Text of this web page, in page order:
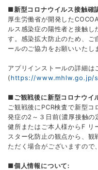
■新型コロナウイルス接触確
厚生労働省が開発した
ルス感染症の陽性者と接触
す。感染拡大防止のため、
ールのご協力をお願いいたし
アプリインストールの詳細
(https://www.mhlw.go.jp/
■ご観戦後に新型コロナウイ
ご観戦後にPCR検査で新型
発症の2～３日前(濃厚接触の
健所またはご本人様からF リ
スター化防止の観点から、
ただく場合がございますので
■個人情報について: